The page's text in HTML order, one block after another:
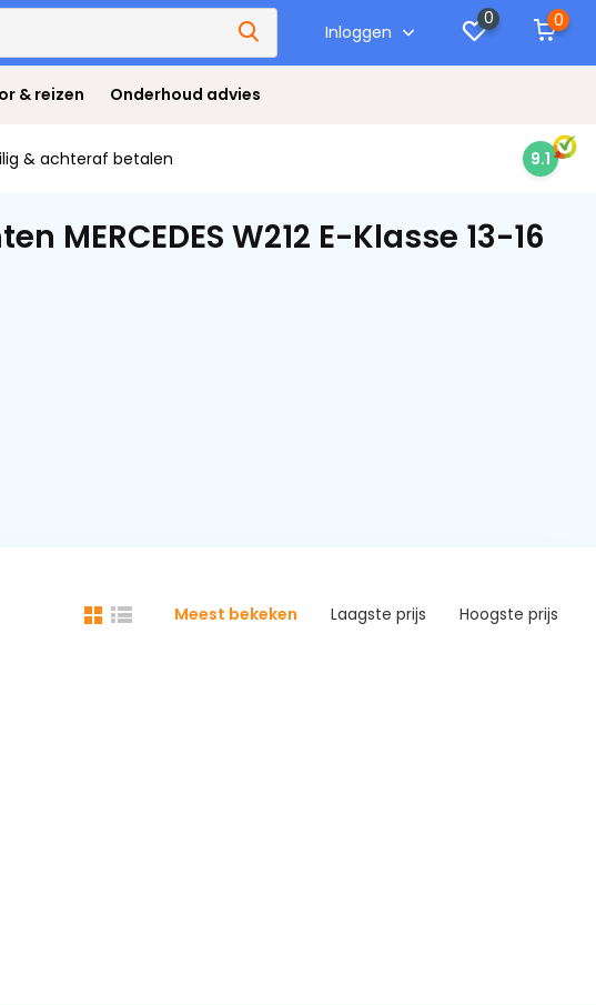
Inloggen
0 0
& reizen Onderhoud advies
& achteraf betalen 9.1
W212 E-Klasse 13-16
Meest bekeken Laagste prijs Hoogste prijs